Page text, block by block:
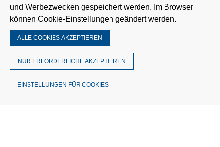
und Werbezwecken gespeichert werden. Im Browser
können Cookie-Einstellungen geändert werden.
ALLE COOKIES AKZEPTIEREN
NUR ERFORDERLICHE AKZEPTIEREN
EINSTELLUNGEN FÜR COOKIES